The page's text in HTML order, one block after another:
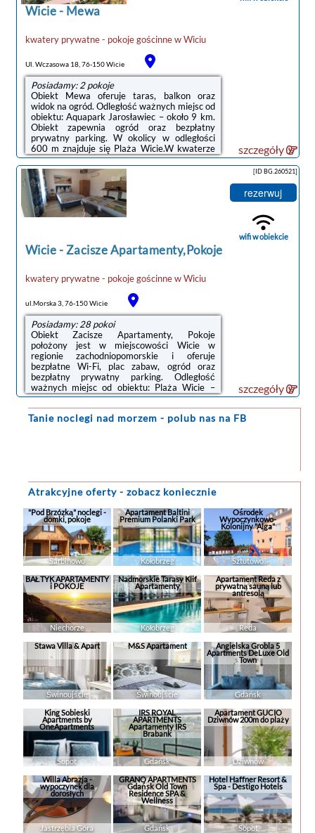
poinformowanie ...
Wicie- Mewa
kwatery prywatne - pokoje gościnnewWiciu
Ul. Wczasowa 18, 76-150 Wicie
Posiadamy: 2 pokoje
Obiekt Mewa oferuje taras, balkon oraz
widok na ogród. Odległość ważnych miejsc od
obiektu: Aquapark Jarosławiec – około 9 km.
Obiekt zapewnia ogród oraz bezpłatny
prywatny parking. W okolicy w odległości
600 m znajduje się Plaża Wicie.W kwaterze
prywatnej znajduje się telewizor z płaskim
ekranem. W kwaterze prywatnej zapewniono
kuchnię z doskonałym wyposażeniem, w tym
lodówką, mikrofalówką i płytą kuchenną, a
także suszarkę do włosów.Odległość
ważnych miejsc od obiektu: Zamek Książąt
szczegóły
Wicie-Zacisze Apartamenty,Pokoje
kwatery prywatne - pokoje gościnnewWiciu
ul.Morska 3, 76-150 Wicie
Posiadamy: 28 pokoi
Obiekt Zacisze Apartamenty, Pokoje
położony jest w miejscowości Wicie w
regionie zachodniopomorskie i oferuje
bezpłatne Wi-Fi, plac zabaw, ogród oraz
bezpłatny prywatny parking. Odległość
ważnych miejsc od obiektu: Plaża Wicie –
600 m.Na miejscu zapewniono kuchnię z
pełnym wyposażeniem, w tym lodówką i
czajnikiem, a także telewizor z płaskim
ważnych miejsc od obiektu: ...
[ID BG.260521]
rezerwuj
wifi w obiekcie
szczegóły
Tanie noclegi nad morzem - polub nas na FB
Atrakcyjne oferty - zobacz koniecznie
"Pod Brzózką" noclegi -
domki, pokoje
Sarbinowo
Apartament Baltini
Premium Polanki Park
Kołobrzeg
Ośrodek
Wypoczynkowo-
Kolonijny "Alga"
Sztutowo
BAŁTYK APARTAMENTY
i POKOJE
Niechorze
Nadmorskie Tarasy Klif
Apartamenty
Kołobrzeg
Apartament Reda z
prywatną sauną lub
antresolą
Reda
Stawa Villa & Apart
Świnoujście
M&S Apartament
Świnoujście
Angielska Grobla 5
Apartments DeLuxe Old
Town
Gdańsk
King Sobieski
Apartments by
OneApartments
Sopot
IRS ROYAL
APARTMENTS
Apartamenty IRS
Brabank
Gdańsk
Apartament GUCIO
Dziwnów 200m do plaży
Dziwnów
Willa Abrazja -
wypoczynek dla
dorosłych
Jastrzębia Góra
GRANO APARTMENTS
Gdańsk Old Town
Residence SPA &
Wellness
Gdańsk
Hotel Haffner Resort &
Spa - Destigo Hotels
Sopot